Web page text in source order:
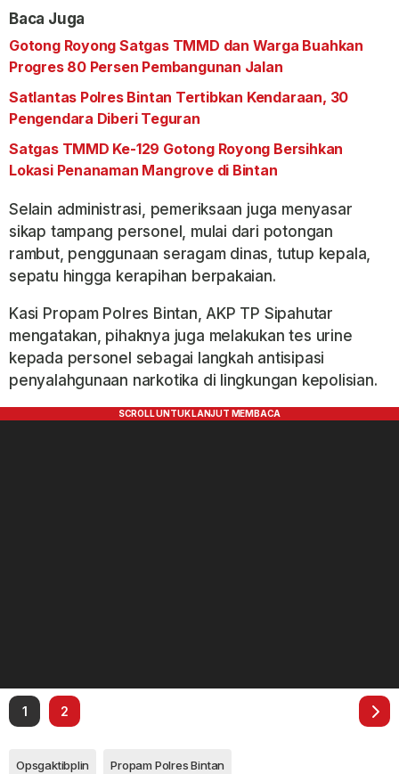
Baca Juga
Gotong Royong Satgas TMMD dan Warga Buahkan
Progres 80 Persen Pembangunan Jalan
Satlantas Polres Bintan Tertibkan Kendaraan, 30
Pengendara Diberi Teguran
Satgas TMMD Ke-129 Gotong Royong Bersihkan
Lokasi Penanaman Mangrove di Bintan
Selain administrasi, pemeriksaan juga menyasar
sikap tampang personel, mulai dari potongan
rambut, penggunaan seragam dinas, tutup kepala,
sepatu hingga kerapihan berpakaian.
Kasi Propam Polres Bintan, AKP TP Sipahutar
mengatakan, pihaknya juga melakukan tes urine
kepada personel sebagai langkah antisipasi
penyalahgunaan narkotika di lingkungan kepolisian.
1 2
Opsgaktibplin Propam Polres Bintan